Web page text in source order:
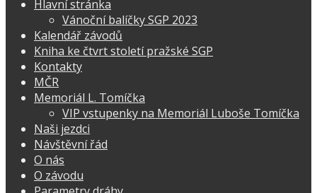
Hlavní stránka
Vánoční balíčky SGP 2023
Kalendář závodů
Kniha ke čtvrt století pražské SGP
Kontakty
MČR
Memoriál L. Tomíčka
VIP vstupenky na Memoriál Luboše Tomíčka
Naši jezdci
Návštěvní řád
O nás
O závodu